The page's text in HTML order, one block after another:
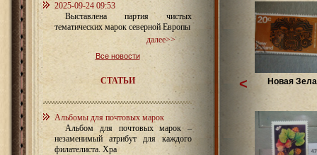
2025-09-24 09:53
Выставлена партия чистых
тематических марок северной Европы
далее>>
Все новости
СТАТЬИ
Альбомы для почтовых марок
Альбом для почтовых марок –
незаменимый атрибут для каждого
филателиста. Хра
Новая
<